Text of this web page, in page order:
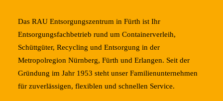
Das RAU Entsorgungszentrum in Fürth ist Ihr
Entsorgungsfachbetrieb rund um Containerverleih,
Schüttgüter, Recycling und Entsorgung in der
Metropolregion Nürnberg, Fürth und Erlangen. Seit der
Gründung im Jahr 1953 steht unser Familienunternehmen
für zuverlässigen, flexiblen und schnellen Service.